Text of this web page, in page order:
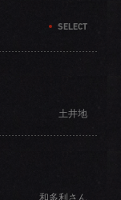
SELECT
土井地
和多利さん